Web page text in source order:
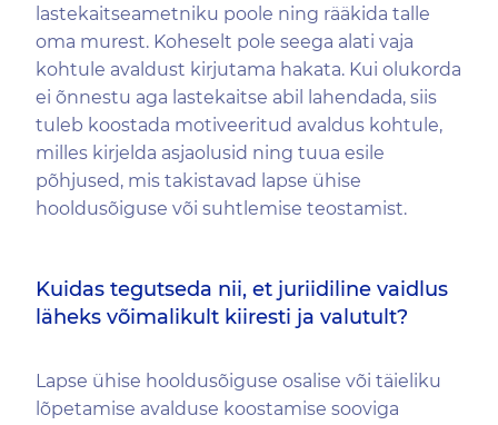
lastekaitseametniku poole ning rääkida talle
oma murest. Koheselt pole seega alati vaja
kohtule avaldust kirjutama hakata. Kui olukorda
ei õnnestu aga lastekaitse abil lahendada, siis
tuleb koostada motiveeritud avaldus kohtule,
milles kirjelda asjaolusid ning tuua esile
põhjused, mis takistavad lapse ühise
hooldusõiguse või suhtlemise teostamist.
Kuidas tegutseda nii, et juriidiline vaidlus
läheks võimalikult kiiresti ja valutult?
Lapse ühise hooldusõiguse osalise või täieliku
lõpetamise avalduse koostamise sooviga